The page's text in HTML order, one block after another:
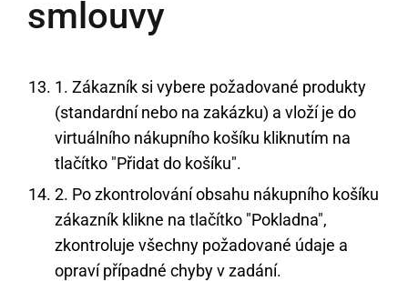
smlouvy
1. Zákazník si vybere požadované produkty
(standardní nebo na zakázku) a vloží je do
virtuálního nákupního košíku kliknutím na
tlačítko "Přidat do košíku".
2. Po zkontrolování obsahu nákupního košíku
zákazník klikne na tlačítko "Pokladna",
zkontroluje všechny požadované údaje a
opraví případné chyby v zadání.